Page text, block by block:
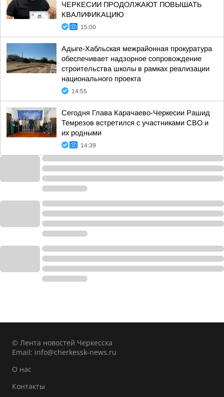
ЧЕРКЕСИИ ПРОДОЛЖАЮТ ПОВЫШАТЬ
КВАЛИФИКАЦИЮ
15:00
Адыге-Хабльская межрайонная прокуратура
обеспечивает надзорное сопровождение
строительства школы в рамках реализации
национального проекта
14:55
Сегодня Глава Карачаево-Черкесии Рашид
Темрезов встретился с участниками СВО и
их родными
14:39
© Лента новостей Черкесска
Email: info@cherkessk-news.ru
О нас
Контакты